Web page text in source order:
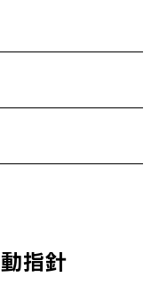
指針